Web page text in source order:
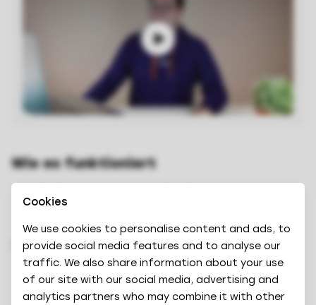
Cookies
We use cookies to personalise content and ads, to
provide social media features and to analyse our
traffic. We also share information about your use
of our site with our social media, advertising and
analytics partners who may combine it with other
Wie es funktioniert
Betreibe das Upselling von einer
gastorientierten Upselling-Plattform, die zu
deiner Marke passt.